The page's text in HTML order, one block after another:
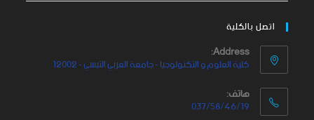
اتصل بالكلية
Address:
كلية العلوم و التكنولوجيا - جامعة العربي التبسي - 12002
هاتف:
037/58/46/19